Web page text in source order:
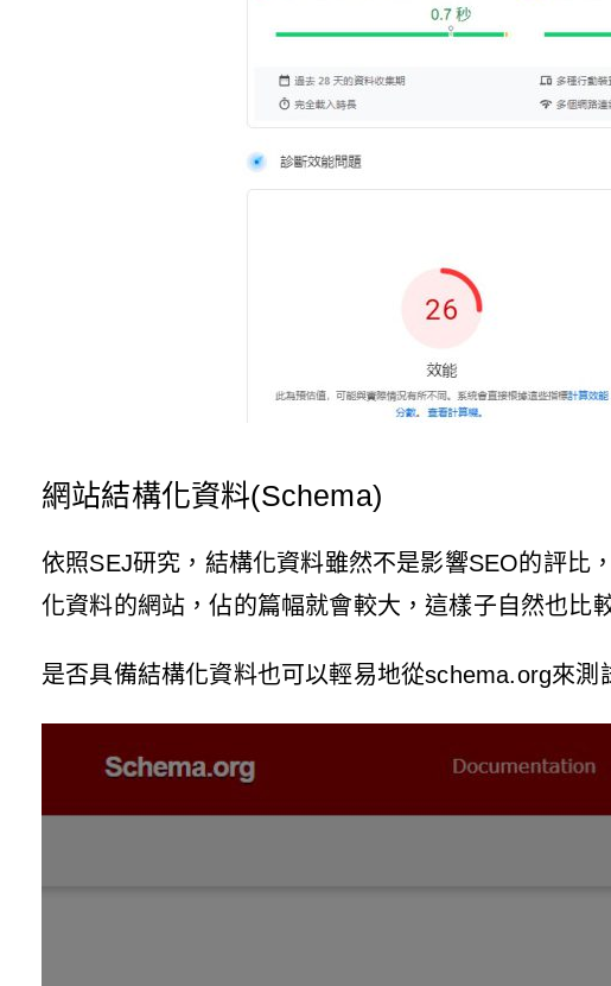
網站結構化資料(Schema)
依照SEJ研究，結構化資料雖然不是影響SEO的評比
化資料的網站，佔的篇幅就會較大，這樣子自然也比
是否具備結構化資料也可以輕易地從schema.org來